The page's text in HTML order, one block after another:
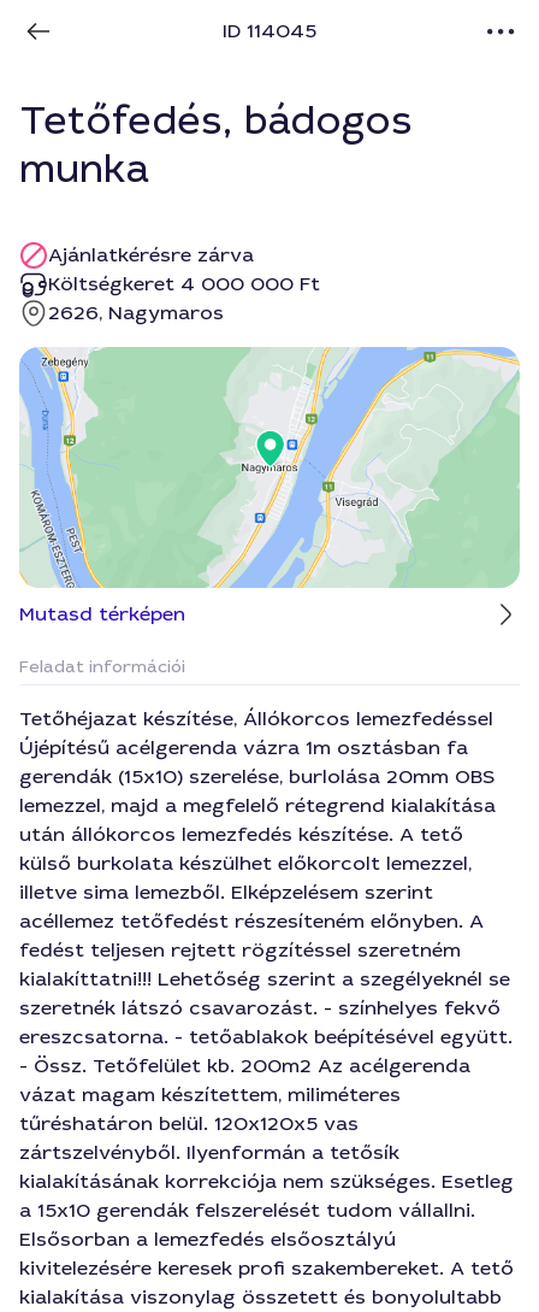
ID 114045
Tetőfedés, bádogos
munka
Ajánlatkérésre zárva
Költségkeret 4 000 000 Ft
2626, Nagymaros
Mutasd térképen
Feladat információi
Tetőhéjazat készítése, Állókorcos lemezfedéssel
Újépítésű acélgerenda vázra 1m osztásban fa
gerendák (15x10) szerelése, burlolása 20mm OBS
lemezzel, majd a megfelelő rétegrend kialakítása
után állókorcos lemezfedés készítése. A tető
külső burkolata készülhet előkorcolt lemezzel,
illetve sima lemezből. Elképzelésem szerint
acéllemez tetőfedést részesíteném előnyben. A
fedést teljesen rejtett rögzítéssel szeretném
kialakíttatni!!! Lehetőség szerint a szegélyeknél se
szeretnék látszó csavarozást. - színhelyes fekvő
ereszcsatorna. - tetőablakok beépítésével együtt.
- Össz. Tetőfelület kb. 200m2 Az acélgerenda
vázat magam készítettem, miliméteres
tűréshatáron belül. 120x120x5 vas
zártszelvényből. Ilyenformán a tetősík
kialakításának korrekciója nem szükséges. Esetleg
a 15x10 gerendák felszerelését tudom vállallni.
Elsősorban a lemezfedés elsőosztályú
kivitelezésére keresek profi szakembereket. A tető
kialakítása viszonylag összetett és bonyolultabb